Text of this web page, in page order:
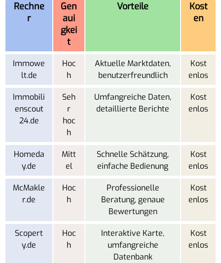
Rechne
r
Gen
aui
gkei
t
Vorteile
Kost
en
Immowe
lt.de
Hoc
h
Aktuelle Marktdaten,
benutzerfreundlich
Kost
enlos
Immobili
enscout
24.de
Seh
r
hoc
h
Umfangreiche Daten,
detaillierte Berichte
Kost
enlos
Homeda
y.de
Mitt
el
Schnelle Schätzung,
einfache Bedienung
Kost
enlos
McMakle
r.de
Hoc
h
Professionelle
Beratung, genaue
Bewertungen
Kost
enlos
Scopert
y.de
Hoc
h
Interaktive Karte,
umfangreiche
Datenbank
Kost
enlos